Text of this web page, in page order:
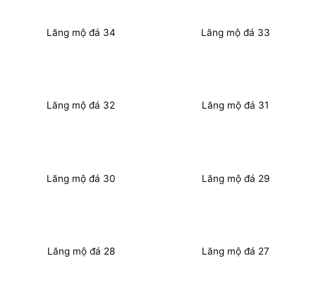
Lăng mộ đá 34 Lăng mộ đá 33
Lăng mộ đá 32 Lăng mộ đá 31
Lăng mộ đá 30 Lăng mộ đá 29
Lăng mộ đá 28 Lăng mộ đá 27